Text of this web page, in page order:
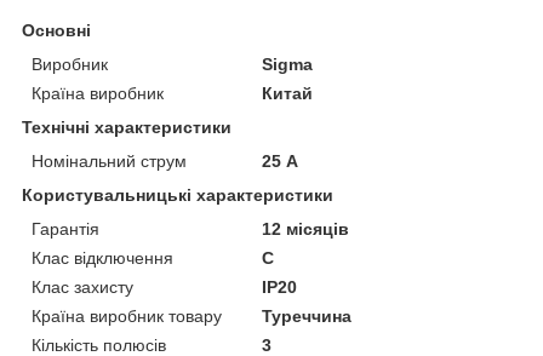
Основні
Виробник
Sigma
Країна виробник
Китай
Технічні характеристики
Номінальний струм
25 А
Користувальницькі характеристики
Гарантія
12 місяців
Клас відключення
C
Клас захисту
IP20
Країна виробник товару
Туреччина
Кількість полюсів
3